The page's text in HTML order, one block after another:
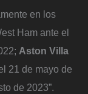
en los
Ham ante el
Aston Villa
21 de mayo de
de 2023”.